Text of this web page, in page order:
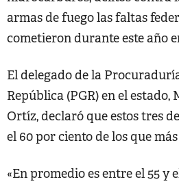
armas de fuego las faltas
cometieron durante este año
El delegado de la
República (PGR) en el estado,
Ortíz, declaró que estos tres
el 60 por ciento de los que
«En promedio es entre el 55 y